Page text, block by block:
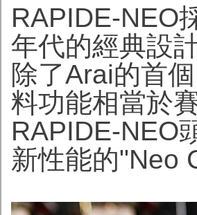
RAPIDE-NEO
年代的經典設
除了Arai的首
料功能相當於
RAPIDE-NEO
新性能的"Neo